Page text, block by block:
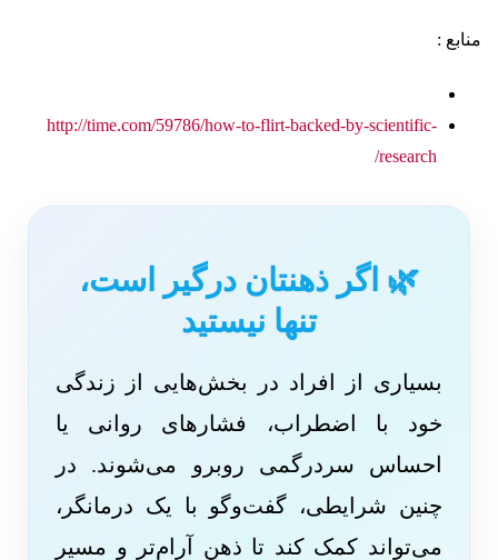
منابع :
http://time.com/59786/how-to-flirt-backed-by-scientific-
research/
🌿 اگر ذهنتان درگیر است،
تنها نیستید
بسیاری از افراد در بخش‌هایی از زندگی
خود با اضطراب، فشارهای روانی یا
احساس سردرگمی روبرو می‌شوند. در
چنین شرایطی، گفت‌وگو با یک درمانگر،
می‌تواند کمک کند تا ذهن آرام‌تر و مسیر